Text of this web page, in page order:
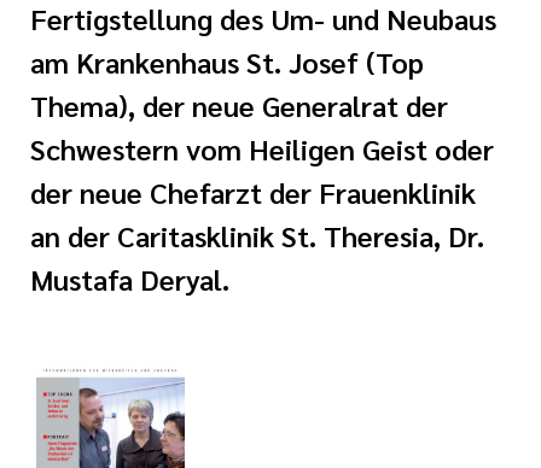
und zentrale
Meilensteine
Care
und FAQs
und
Fertigstellung des Um- und Neubaus
am Krankenhaus St. Josef (Top
Thema), der neue Generalrat der
Schwestern vom Heiligen Geist oder
der neue Chefarzt der Frauenklinik
an der Caritasklinik St. Theresia, Dr.
Mustafa Deryal.